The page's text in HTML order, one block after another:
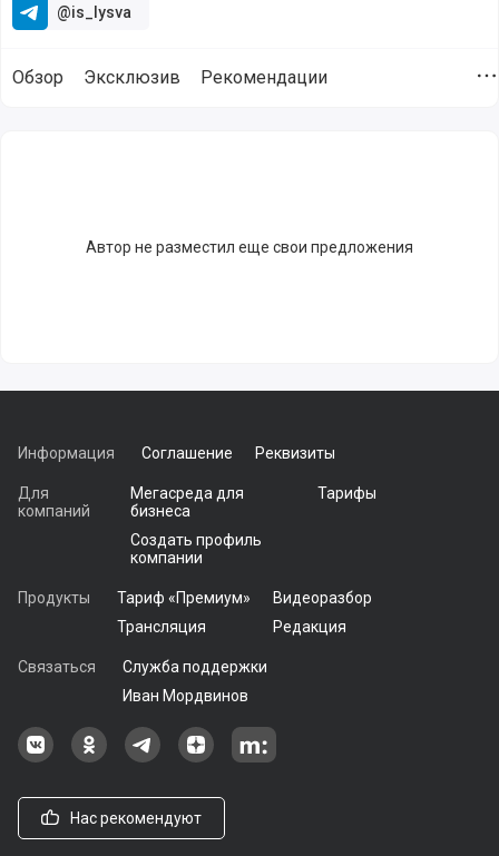
@is_lysva
Обзор Эксклюзив Рекомендации
Автор не разместил еще свои предложения
Информация Соглашение Реквизиты
Для
компаний
Мегасреда для
бизнеса
Тарифы
Создать профиль
компании
Продукты Тариф «Премиум»
Видеоразбор
Трансляция
Редакция
Связаться
Служба поддержки
Иван Мордвинов
Наша группа в ВКонтакте
Наша группа на Одноклассники[
Наша группа в Telegram
наш профиль на Дзен
Наш аккаунт на Мегасреде
Нас рекомендуют